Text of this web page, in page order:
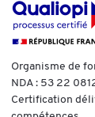
Organisme de
NDA : 53 22
Certification